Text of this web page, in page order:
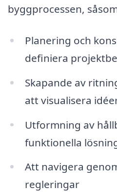
byggprocessen,
Planering och
definiera
Skapande av
att visualisera
Utformning av
funktionella
Att navigera
regleringar